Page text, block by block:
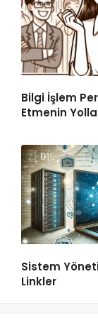
Bilgi İşlem
Etmenin
Sistem
Linkler
Site
24 Mayıs 2020